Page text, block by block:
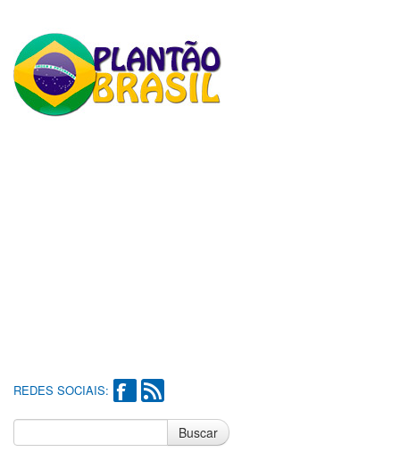
REDES SOCIAIS:
Buscar